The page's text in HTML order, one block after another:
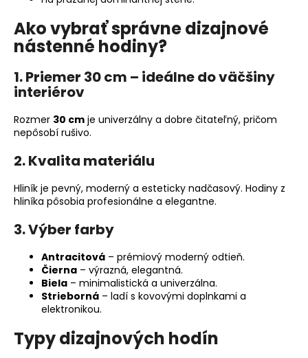
Ako vybrať správne dizajnové
nástenné hodiny?
1. Priemer 30 cm – ideálne do väčšiny
interiérov
Rozmer 30 cm je univerzálny a dobre čitateľný, pričom
nepôsobí rušivo.
2. Kvalita materiálu
Hliník je pevný, moderný a esteticky nadčasový. Hodiny z
hliníka pôsobia profesionálne a elegantne.
3. Výber farby
Antracitová – prémiový moderný odtieň.
Čierna – výrazná, elegantná.
Biela – minimalistická a univerzálna.
Strieborná – ladí s kovovými doplnkami a
elektronikou.
Typy dizajnových hodín
OBÝVAČKY
–
ČIERNE
NÁSTENNÉ
NA
STENU
–
MODEL
ECLIPSE
30
€29